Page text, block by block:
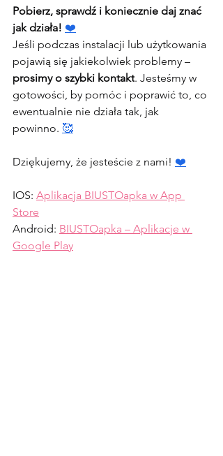
Pobierz, sprawdź i koniecznie daj znać
jak działa! ❤️
Jeśli podczas instalacji lub użytkowania
pojawią się jakiekolwiek problemy –
prosimy o szybki kontakt. Jesteśmy w
gotowości, by pomóc i poprawić to, co
ewentualnie nie działa tak, jak
powinno. 🥰
Dziękujemy, że jesteście z nami! ❤️
IOS: Aplikacja BIUSTOapka w App
Store
Android: BIUSTOapka – Aplikacje w
Google Play